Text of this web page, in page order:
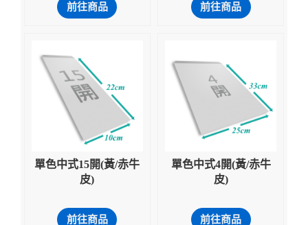
前往商品 前往商品
單色中式15開(黃/赤牛
皮)
前往商品
單色中式4開(黃/赤牛
皮)
前往商品